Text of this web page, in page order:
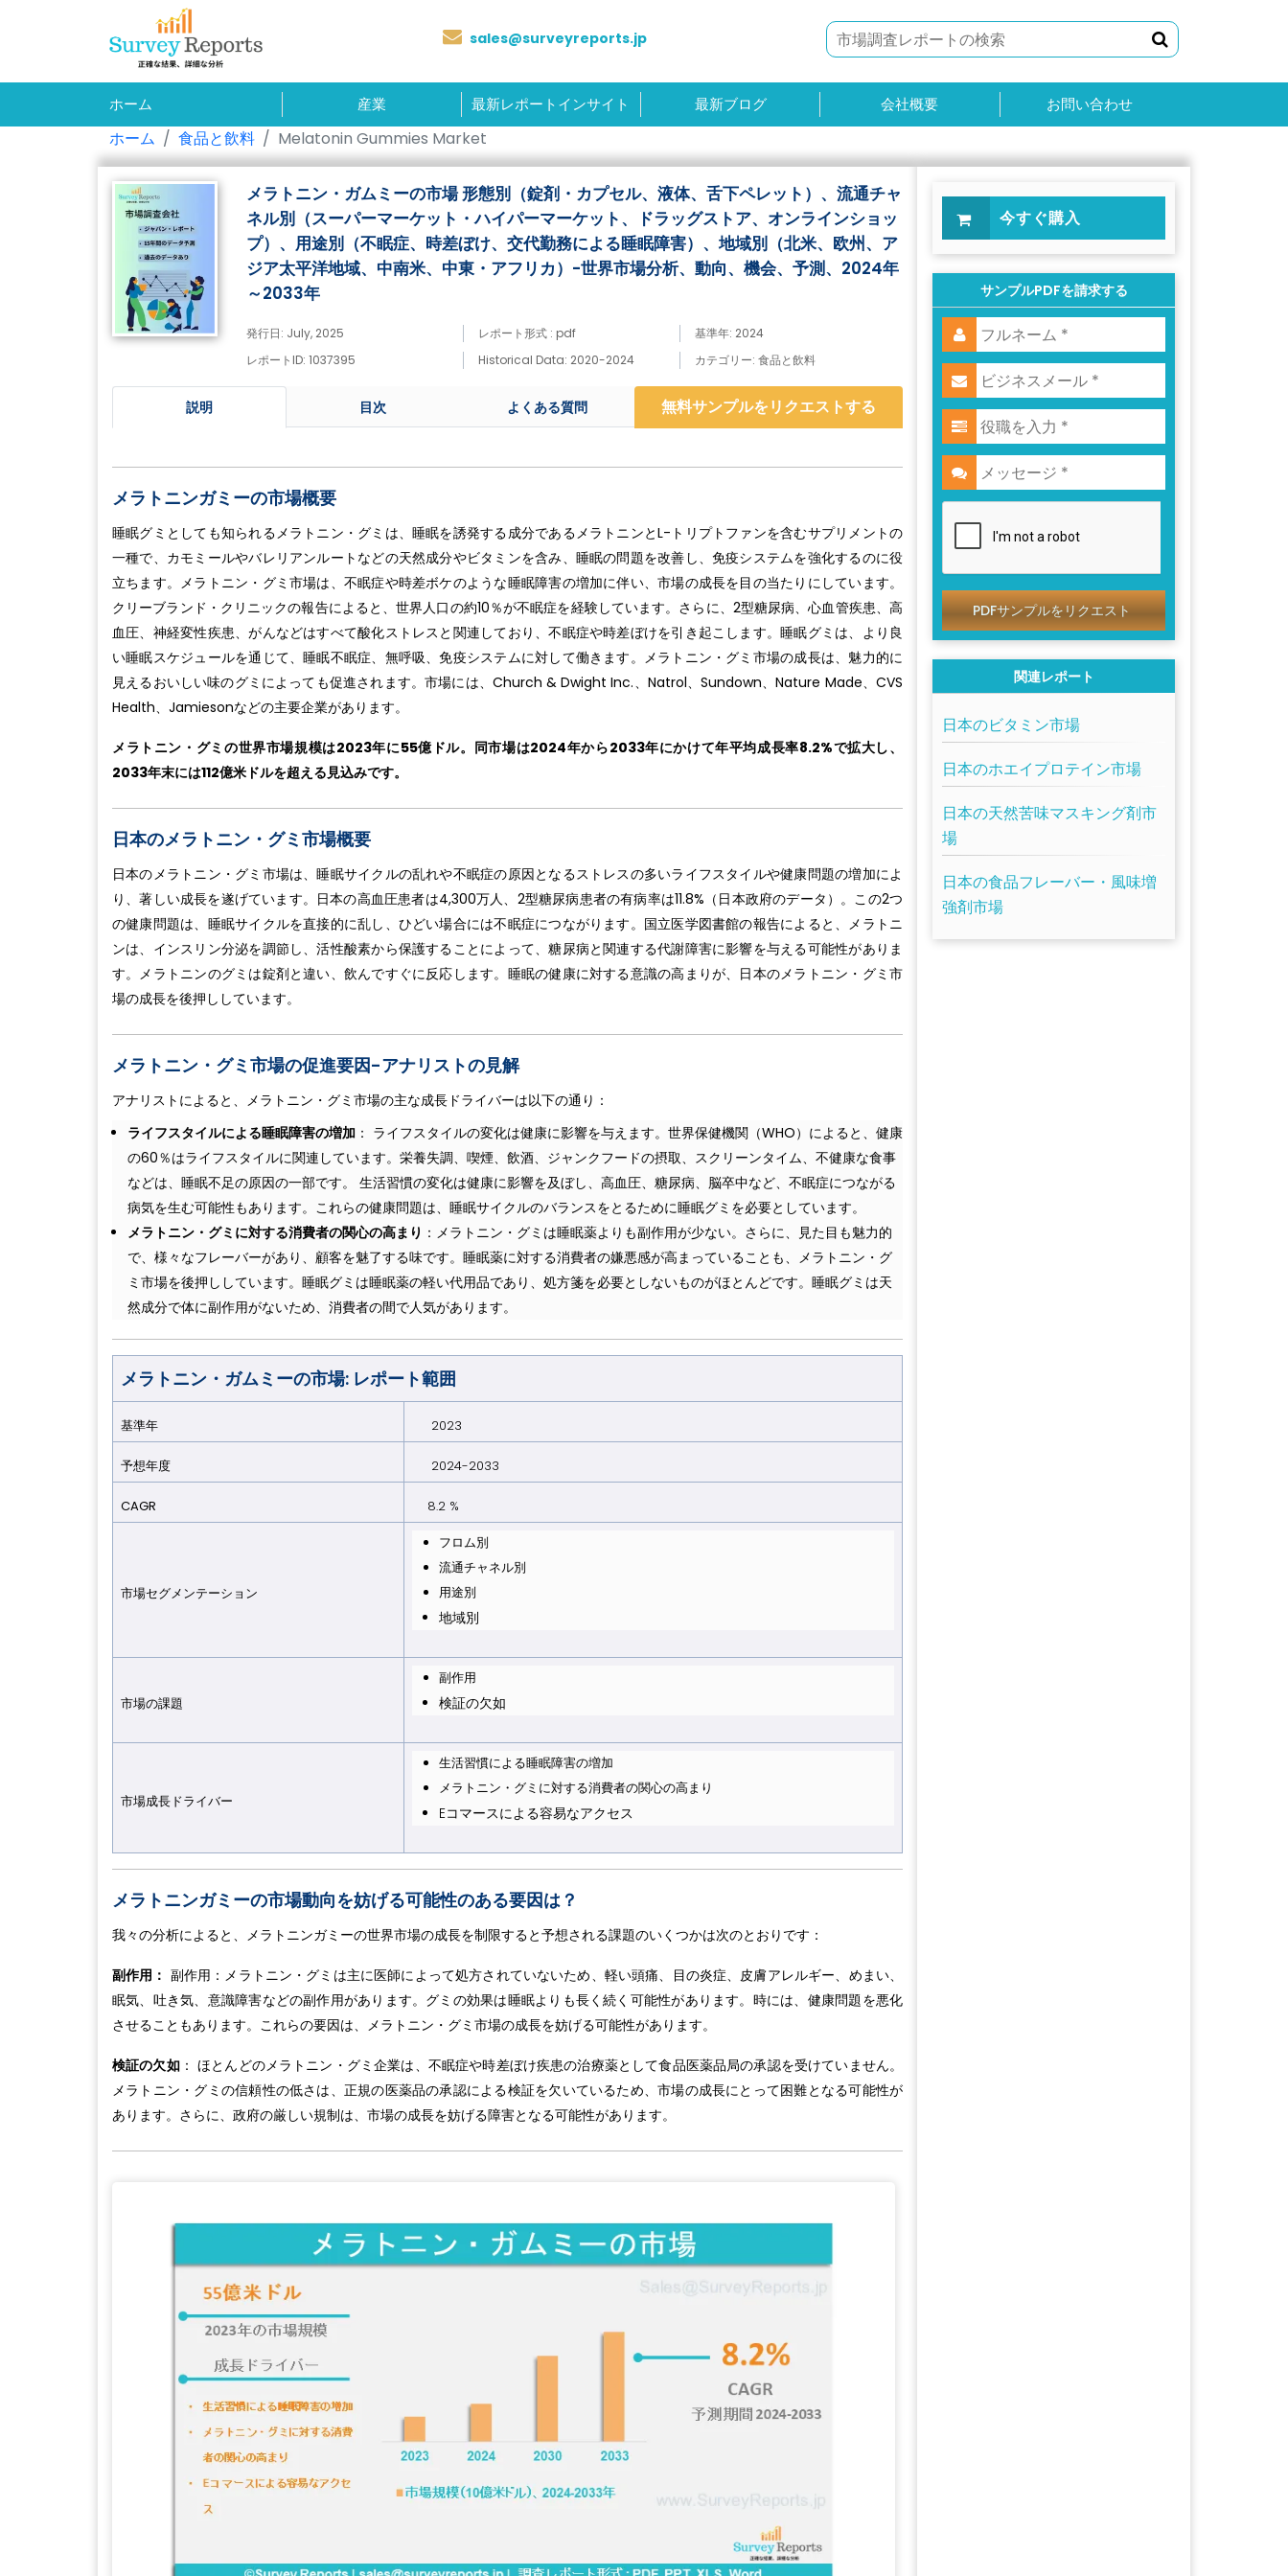
sales@surveyreports.jp
ホーム 産業 最新レポートインサイト 最新ブログ 会社概要 お問い合わせ
ホーム 食品と飲料 Melatonin Gummies Market
メラトニン・ガムミーの市場 形態別（錠剤・カプセル、液体、舌下ペレット）、流通チャ
ネル別（スーパーマーケット・ハイパーマーケット、ドラッグストア、オンラインショッ
プ）、用途別（不眠症、時差ぼけ、交代勤務による睡眠障害）、地域別（北米、欧州、ア
ジア太平洋地域、中南米、中東・アフリカ）-世界市場分析、動向、機会、予測、2024年
～2033年
発行日: July, 2025 レポート形式 : pdf
基準年: 2024
レポートID: 1037395
Historical Data: 2020-2024 カテゴリー: 食品と飲料
説明 目次 よくある質問 無料サンプルをリクエストする
メラトニンガミーの市場概要
睡眠グミとしても知られるメラトニン・グミは、睡眠を誘発する成分であるメラトニンとL-トリプトファンを含むサプリメントの
一種で、カモミールやバレリアンルートなどの天然成分やビタミンを含み、睡眠の問題を改善し、免疫システムを強化するのに役
立ちます。メラトニン・グミ市場は、不眠症や時差ボケのような睡眠障害の増加に伴い、市場の成長を目の当たりにしています。
クリーブランド・クリニックの報告によると、世界人口の約10％が不眠症を経験しています。さらに、2型糖尿病、心血管疾患、高
血圧、神経変性疾患、がんなどはすべて酸化ストレスと関連しており、不眠症や時差ぼけを引き起こします。睡眠グミは、より良
い睡眠スケジュールを通じて、睡眠不眠症、無呼吸、免疫システムに対して働きます。メラトニン・グミ市場の成長は、魅力的に
見えるおいしい味のグミによっても促進されます。市場には、Church & Dwight Inc.、Natrol、Sundown、Nature Made、CVS
Health、Jamiesonなどの主要企業があります。
メラトニン・グミの世界市場規模は2023年に55億ドル。同市場は2024年から2033年にかけて年平均成長率8.2%で拡大し、
2033年末には112億米ドルを超える見込みです。
日本のメラトニン・グミ市場概要
日本のメラトニン・グミ市場は、睡眠サイクルの乱れや不眠症の原因となるストレスの多いライフスタイルや健康問題の増加によ
り、著しい成長を遂げています。日本の高血圧患者は4,300万人、2型糖尿病患者の有病率は11.8%（日本政府のデータ）。この2つ
の健康問題は、睡眠サイクルを直接的に乱し、ひどい場合には不眠症につながります。国立医学図書館の報告によると、メラトニ
ンは、インスリン分泌を調節し、活性酸素から保護することによって、糖尿病と関連する代謝障害に影響を与える可能性がありま
す。メラトニンのグミは錠剤と違い、飲んですぐに反応します。睡眠の健康に対する意識の高まりが、日本のメラトニン・グミ市
場の成長を後押ししています。
メラトニン・グミ市場の促進要因-アナリストの見解
アナリストによると、メラトニン・グミ市場の主な成長ドライバーは以下の通り：
ライフスタイルによる睡眠障害の増加 ： ライフスタイルの変化は健康に影響を与えます。世界保健機関（WHO）によると、健康
の60％はライフスタイルに関連しています。栄養失調、喫煙、飲酒、ジャンクフードの摂取、スクリーンタイム、不健康な食事
などは、睡眠不足の原因の一部です。 生活習慣の変化は健康に影響を及ぼし、高血圧、糖尿病、脳卒中など、不眠症につながる
病気を生む可能性もあります。これらの健康問題は、睡眠サイクルのバランスをとるために睡眠グミを必要としています。
メラトニン・グミに対する消費者の関心の高まり ：メラトニン・グミは睡眠薬よりも副作用が少ない。さらに、見た目も魅力的
で、様々なフレーバーがあり、顧客を魅了する味です。睡眠薬に対する消費者の嫌悪感が高まっていることも、メラトニン・グ
ミ市場を後押ししています。睡眠グミは睡眠薬の軽い代用品であり、処方箋を必要としないものがほとんどです。睡眠グミは天
然成分で体に副作用がないため、消費者の間で人気があります。
メラトニン・ガムミーの市場: レポート範囲
基準年 2023
予想年度 2024-2033
CAGR 8.2 %
市場セグメンテーショ ン
フロム別
流通チャネル別
用途別
地域別
市場の課題
副作用
検証の欠如
市場成長ドライバー
生活習慣による睡眠障害の増加
メラトニン・グミに対する消費者の関心の高まり
Eコマースによる容易なアクセス
メラトニンガミーの市場動向を妨げる可能性のある要因は？
我々の分析によると、メラトニンガミーの世界市場の成長を制限すると予想される課題のいくつかは次のとおりです：
副作用： 副作用：メラトニン・グミは主に医師によって処方されていないため、軽い頭痛、目の炎症、皮膚アレルギー、めまい、
眠気、吐き気、意識障害などの副作用があります。グミの効果は睡眠よりも長く続く可能性があります。時には、健康問題を悪化
させることもあります。これらの要因は、メラトニン・グミ市場の成長を妨げる可能性があります。
検証の欠如： ほとんどのメラトニン・グミ企業は、不眠症や時差ぼけ疾患の治療薬として食品医薬品局の承認を受けていません。
メラトニン・グミの信頼性の低さは、正規の医薬品の承認による検証を欠いているため、市場の成長にとって困難となる可能性が
あります。さらに、政府の厳しい規制は、市場の成長を妨げる障害となる可能性があります。
今すぐ購入
サンプルPDFを請求する
PDFサンプルをリクエスト
関連レポート
日本のビタミン市場
日本のホエイプロテイン市場
日本の天然苦味マスキング剤市
場
日本の食品フレーバー・風味増
強剤市場